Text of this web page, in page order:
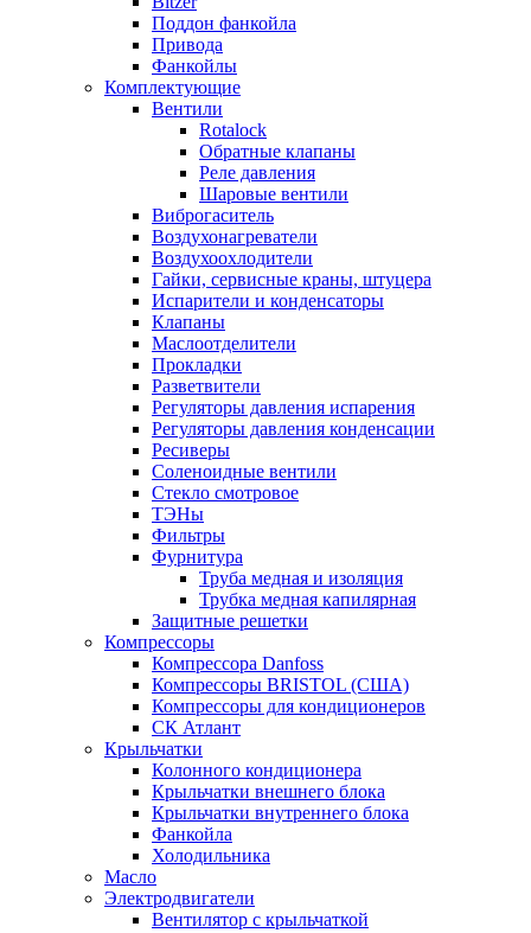
Поддон фанкойла
Привода
Фанкойлы
Комплектующие
Вентили
Rotalock
Обратные клапаны
Реле давления
Шаровые вентили
Виброгаситель
Воздухонагреватели
Воздухоохлодители
Гайки, сервисные краны, штуцера
Испарители и конденсаторы
Клапаны
Маслоотделители
Прокладки
Разветвители
Регуляторы давления испарения
Регуляторы давления конденсации
Ресиверы
Соленоидные вентили
Стекло смотровое
ТЭНы
Фильтры
Фурнитура
Труба медная и изоляция
Трубка медная капилярная
Защитные решетки
Компрессоры
Компрессора Danfoss
Компрессоры BRISTOL (США)
Компрессоры для кондиционеров
СК Атлант
Крыльчатки
Колонного кондиционера
Крыльчатки внешнего блока
Крыльчатки внутреннего блока
Фанкойла
Холодильника
Масло
Электродвигатели
Вентилятор с крыльчаткой